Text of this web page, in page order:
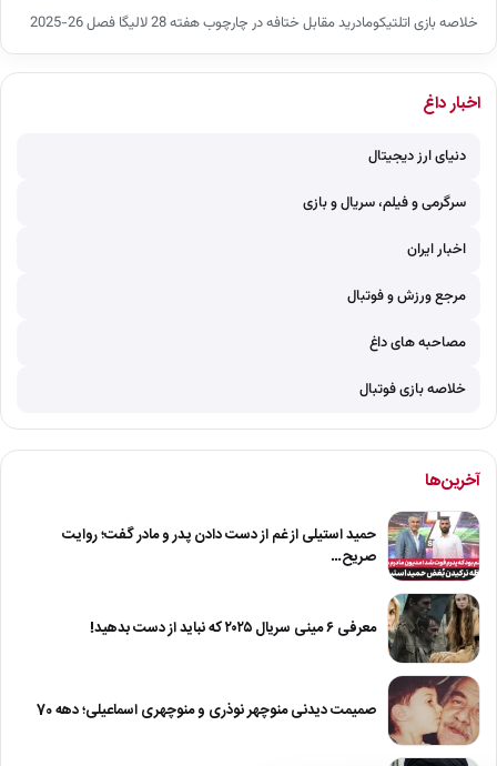
خلاصه بازی اتلتیکومادرید مقابل ختافه در چارچوب هفته 28 لالیگا فصل 26-2025
اخبار داغ
دنیای ارز دیجیتال
سرگرمی و فیلم، سریال و بازی
اخبار ایران
مرجع ورزش و فوتبال
مصاحبه های داغ
خلاصه بازی فوتبال
آخرین‌ها
حمید استیلی از غم از دست دادن پدر و مادر گفت؛ روایت
صریح…
معرفی ۶ مینی سریال ۲۰۲۵ که نباید از دست بدهید!
صمیمت دیدنی منوچهر نوذری و منوچهری اسماعیلی؛ دهه 70